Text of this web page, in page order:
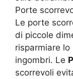
Porte
Le porte
di piccole
risparmiare
ingombri. Le
scorrevoli